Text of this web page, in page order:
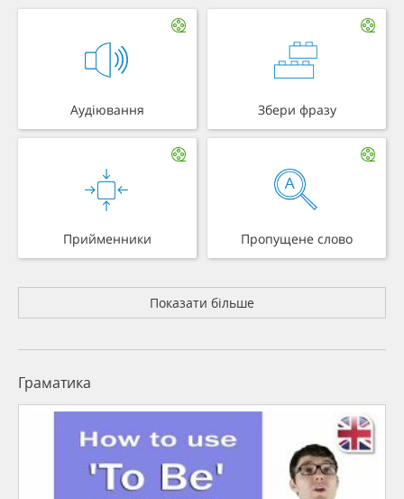
Аудіювання Збери фразу
Прийменники Пропущене слово
Показати більше
Граматика